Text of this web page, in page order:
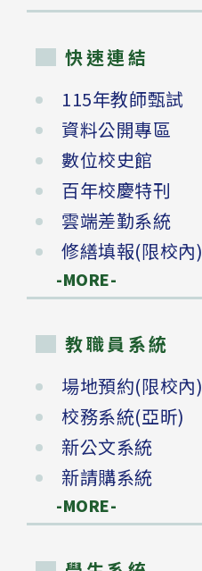
快速連結
115年教師甄試
資料公開專區
數位校史館
百年校慶特刊
雲端差勤系統
修繕填報(限校內)
-MORE-
教職員系統
場地預約(限校內)
校務系統(亞昕)
新公文系統
新請購系統
-MORE-